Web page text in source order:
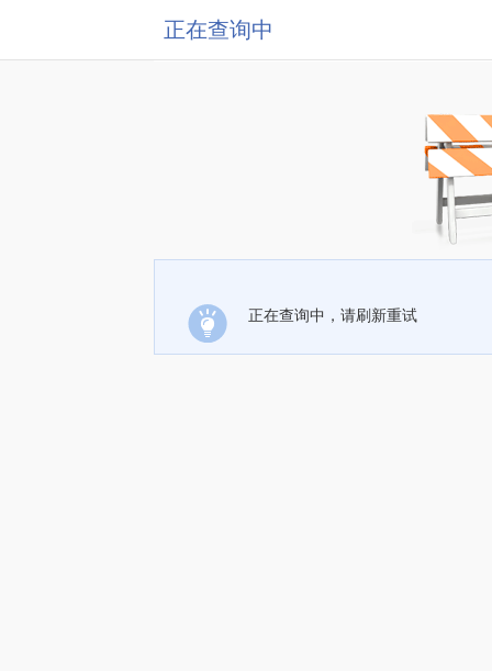
正在查询中
正在查询中，请刷新重试